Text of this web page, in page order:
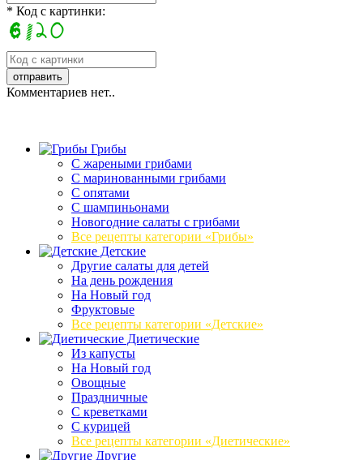
* Код с картинки:
Комментариев нет..
Грибы
C жареными грибами
C маринованными грибами
C опятами
C шампиньонами
Новогодние салаты с грибами
Все рецепты категории «Грибы»
Детские
Другие салаты для детей
На день рождения
На Новый год
Фруктовые
Все рецепты категории «Детские»
Диетические
Из капусты
На Новый год
Овощные
Праздничные
С креветками
С курицей
Все рецепты категории «Диетические»
Другие